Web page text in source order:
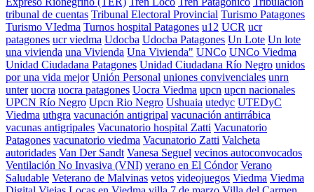
tribunal de cuentas Tribunal Electoral Provincial Turismo Patagones
Turismo VIedma Turnos hospital Patagones u12 UCR ucr
patagones ucr viedma Udocba Udocba Patagones Un Lote Un lote
una vivienda una Vivienda Una Vivienda" UNCo UNCo Viedma
Unidad Ciudadana Patagones Unidad Ciudadana Río Negro unidos
por una vida mejor Unión Personal uniones convivenciales unrn
unter uocra uocra patagones Uocra Viedma upcn upcn nacionales
UPCN Río Negro Upcn Rio Negro Ushuaia utedyc UTEDyC
Viedma uthgra vacunación antigripal vacunación antirrábica
vacunas antigripales Vacunatorio hospital Zatti Vacunatorio
Patagones vacunatorio viedma Vacunatorio Zatti Valcheta
autoridades Van Der Sandt Vanesa Seguel vecinos autoconvocados
Ventilación No Invasiva (VNI) verano en El Cóndor Verano
Saludable Veterano de Malvinas vetos videojuegos Viedma Viedma